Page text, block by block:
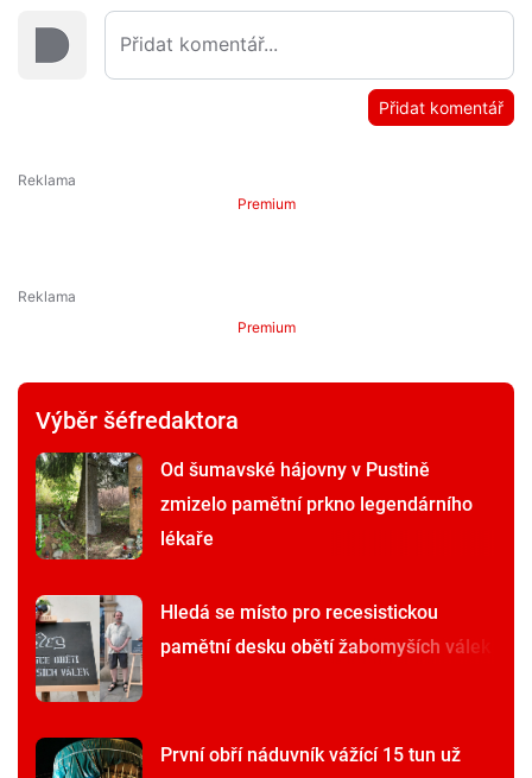
Přidat komentář
Premium
Premium
Výběr šéfredaktora
Od šumavské hájovny v Pustině
zmizelo pamětní prkno legendárního
lékaře
Hledá se místo pro recesistickou
pamětní desku obětí žabomyších válek
První obří náduvník vážící 15 tun už